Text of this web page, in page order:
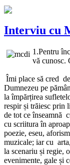
Interviu cu
1.Pentru
vă cunosc.
Îmi place să cred
Dumnezeu pe
la împărțirea
respir și trăiesc prin
de tot ce înseamnă
cu scriitura în
poezie, eseu,
muzicale; iar cu
la scenariu și regie,
evenimente, gale și